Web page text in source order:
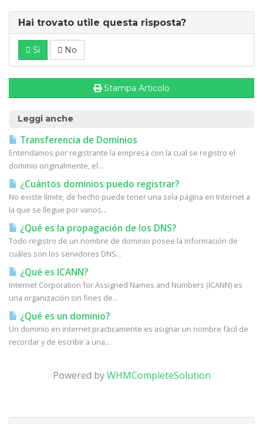
Hai trovato utile questa risposta?
Sì No
Stampa Articolo
Leggi anche
Transferencia de Dominios
Entendamos por registrante la empresa con la cual se registro el
dominio originalmente, el...
¿Cuántos dominios puedo registrar?
No existe límite, de hecho puede tener una sola página en Internet a
la que se llegue por varios...
¿Qué es la propagación de los DNS?
Todo registro de un nombre de dominio posee la información de
cuáles son los servidores DNS...
¿Qué es ICANN?
Internet Corporation for Assigned Names and Numbers (ICANN) es
una organización sin fines de...
¿Qué es un dominio?
Un dominio en internet practicamente es asignar un nombre fácil de
recordar y de escribir a una...
Powered byWHMCompleteSolution